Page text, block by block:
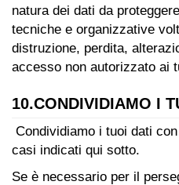
natura dei dati da
tecniche e organizzative
distruzione, perdita,
accesso non autorizzato ai
10.CONDIVIDIAMO I
Condividiamo i tuoi dati
casi indicati qui sotto.
Se è necessario per il